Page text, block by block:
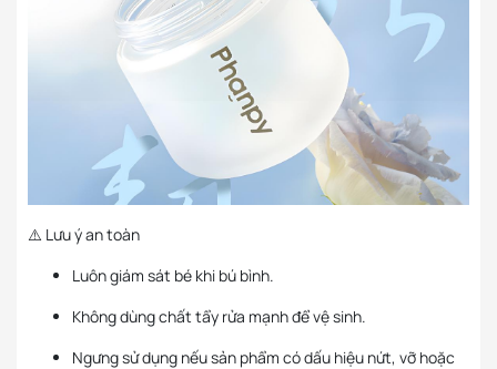
⚠️ Lưu ý an toàn
Luôn giám sát bé khi bú bình.
Không dùng chất tẩy rửa mạnh để vệ sinh.
Ngưng sử dụng nếu sản phẩm có dấu hiệu nứt, vỡ hoặc